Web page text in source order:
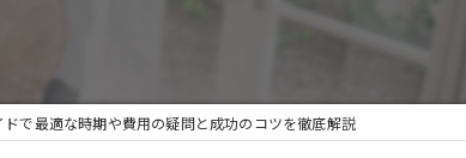
アパート
ドで最適な時期や費用の疑問と成功のコツを徹底解説